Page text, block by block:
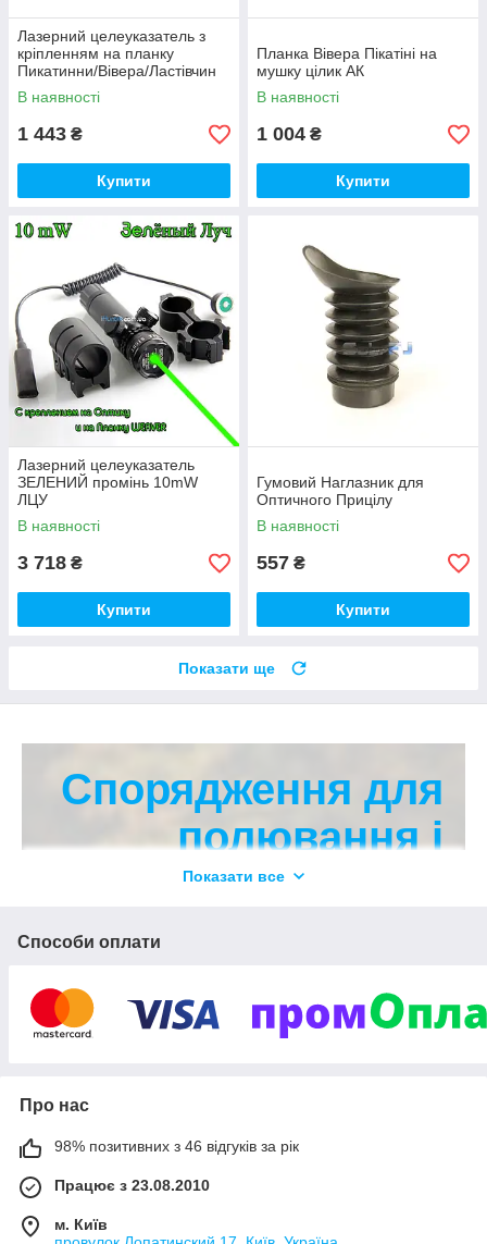
Лазерний целеуказатель з
кріпленням на планку
Пикатинни/Вівера/Ластівчин
Хвіст
В наявності
1 443 ₴
Купити
Планка Вівера Пікатіні на
мушку цілик АК
В наявності
1 004 ₴
Купити
Лазерний целеуказатель
ЗЕЛЕНИЙ промінь 10mW
ЛЦУ
В наявності
3 718 ₴
Купити
Гумовий Наглазник для
Оптичного Прицілу
В наявності
557 ₴
Купити
Показати ще
Спорядження для
полювання і
туризму
Показати все
Способи оплати
Про нас
98% позитивних з 46 відгуків за рік
Працює з 23.08.2010
м. Київ